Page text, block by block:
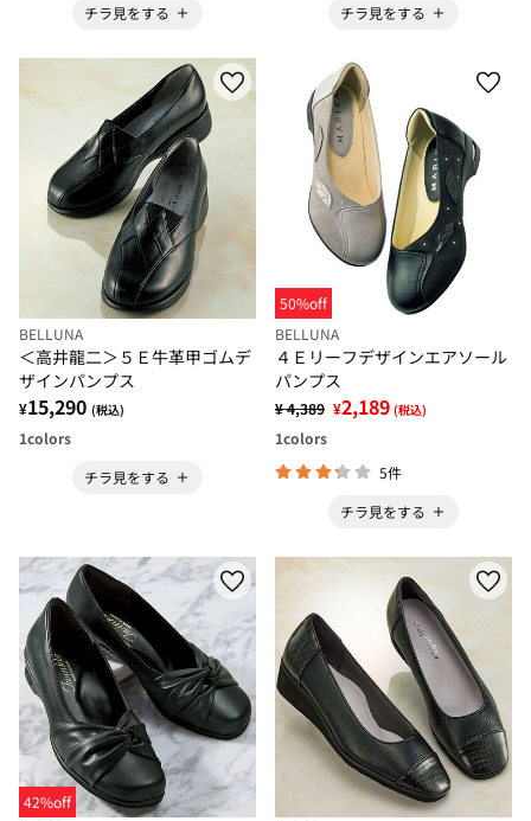
チラ見をする
チラ見をする
BELLUNA
＜高井龍二＞５Ｅ牛革甲ゴムデ
ザインパンプス
¥15,290 (税込)
1colors
チラ見をする
50%off
BELLUNA
４Ｅリーフデザインエアソール
パンプス
¥ 4,389 ¥2,189 (税込)
1colors
5件
チラ見をする
42%off